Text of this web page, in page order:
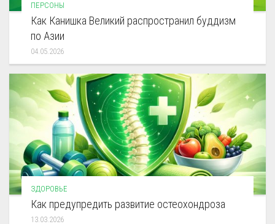
ПЕРСОНЫ
Как Канишка Великий распространил буддизм
по Азии
04.05.2026
ЗДОРОВЬЕ
Как предупредить развитие остеохондроза
13.03.2026